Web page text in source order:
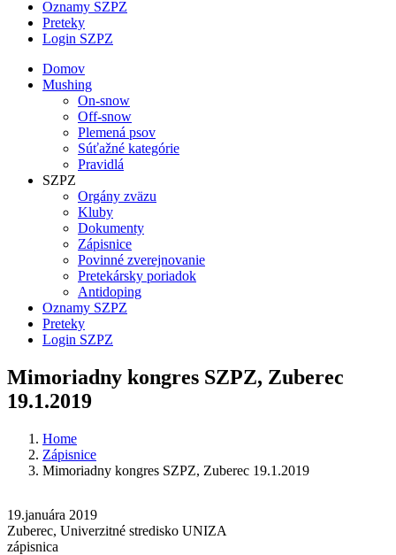
Oznamy SZPZ
Preteky
Login SZPZ
Domov
Mushing
On-snow
Off-snow
Plemená psov
Súťažné kategórie
Pravidlá
SZPZ
Orgány zväzu
Kluby
Dokumenty
Zápisnice
Povinné zverejnovanie
Pretekársky poriadok
Antidoping
Oznamy SZPZ
Preteky
Login SZPZ
Mimoriadny kongres SZPZ, Zuberec
19.1.2019
Home
Zápisnice
Mimoriadny kongres SZPZ, Zuberec 19.1.2019
19.januára 2019
Zuberec, Univerzitné stredisko UNIZA
zápisnica